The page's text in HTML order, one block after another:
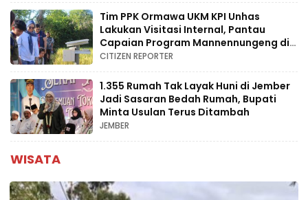
Tim PPK Ormawa UKM KPI Unhas
Lakukan Visitasi Internal, Pantau
Capaian Program Mannennungeng di
Bone
CITIZEN REPORTER
1.355 Rumah Tak Layak Huni di Jember
Jadi Sasaran Bedah Rumah, Bupati
Minta Usulan Terus Ditambah
JEMBER
WISATA